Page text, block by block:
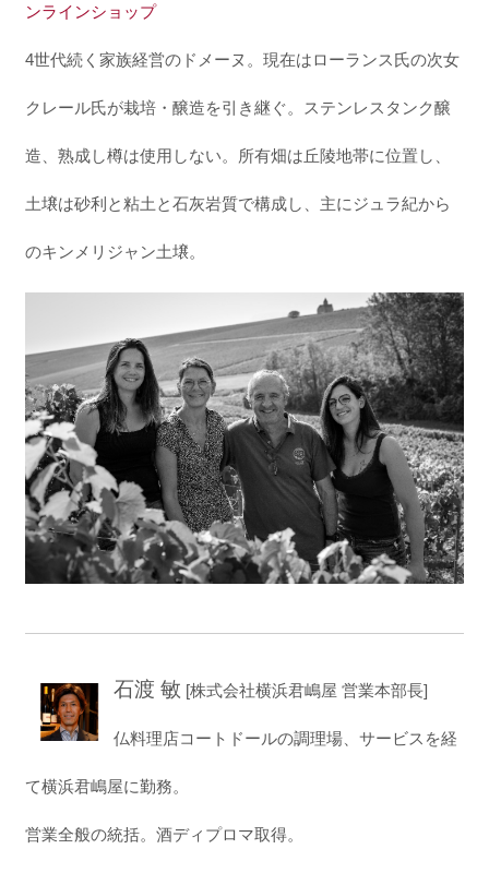
ンラインショップ
4世代続く家族経営のドメーヌ。現在はローランス氏の次女
クレール氏が栽培・醸造を引き継ぐ。ステンレスタンク醸
造、熟成し樽は使用しない。所有畑は丘陵地帯に位置し、
土壌は砂利と粘土と石灰岩質で構成し、主にジュラ紀から
のキンメリジャン土壌。
石渡 敏 [株式会社横浜君嶋屋 営業本部長]
仏料理店コートドールの調理場、サービスを経
て横浜君嶋屋に勤務。
営業全般の統括。酒ディプロマ取得。